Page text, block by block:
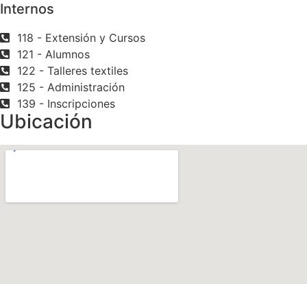
Internos
118 - Extensión y Cursos
121 - Alumnos
122 - Talleres textiles
125 - Administración
139 - Inscripciones
Ubicación